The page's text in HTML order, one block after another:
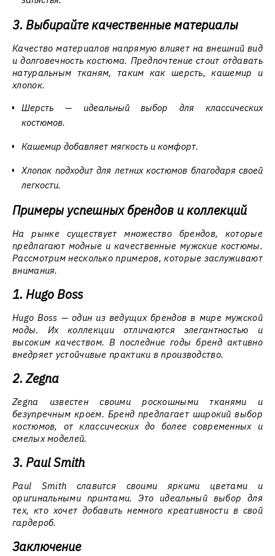
3. Выбирайте качественные материалы
Качество материалов напрямую влияет на внешний вид
и долговечность костюма. Предпочтение стоит отдавать
натуральным тканям, таким как шерсть, кашемир и
хлопок.
Шерсть — идеальный выбор для классических
костюмов.
Кашемир добавляет мягкость и комфорт.
Хлопок подходит для летних костюмов благодаря своей
легкости.
Примеры успешных брендов и коллекций
На рынке существует множество брендов, которые
предлагают модные и качественные мужские костюмы.
Рассмотрим несколько примеров, которые заслуживают
внимания.
1. Hugo Boss
Hugo Boss — один из ведущих брендов в мире мужской
моды. Их коллекции отличаются элегантностью и
высоким качеством. В последние годы бренд активно
внедряет устойчивые практики в производство.
2. Zegna
Zegna известен своими роскошными тканями и
безупречным кроем. Бренд предлагает широкий выбор
костюмов, от классических до более современных и
смелых моделей.
3. Paul Smith
Paul Smith славится своими яркими цветами и
оригинальными принтами. Это идеальный выбор для
тех, кто хочет добавить немного креативности в свой
гардероб.
Заключение